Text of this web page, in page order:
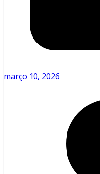
março 10, 2026